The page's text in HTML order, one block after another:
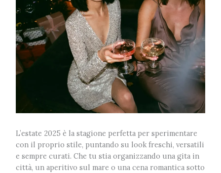
L’estate 2025 è la stagione perfetta per sperimentare
con il proprio stile, puntando su look freschi, versatili
e sempre curati. Che tu stia organizzando una gita in
città, un aperitivo sul mare o una cena romantica sotto